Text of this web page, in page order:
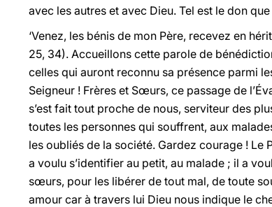
avec les autres et avec Dieu. Tel est le don
‘Venez, les bénis de mon Père, recevez en
25, 34). Accueillons cette parole de
celles qui auront reconnu sa présence parmi
Seigneur ! Frères et Sœurs, ce passage de
s’est fait tout proche de nous, serviteur des
toutes les personnes qui souffrent, aux
les oubliés de la société. Gardez courage ! Le
a voulu s’identifier au petit, au malade ; il a
sœurs, pour les libérer de tout mal, de toute
amour car à travers lui Dieu nous indique le